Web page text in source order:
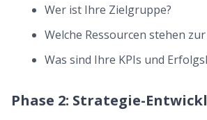
Wer ist Ihre Zielgruppe?
Welche Ressourcen stehen
Was sind Ihre KPIs und
Phase 2: Strategie-